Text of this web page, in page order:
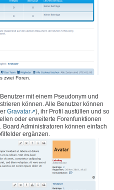
zwei Foren.
mit einem Pseudonym und
können. Alle Benutzer können
Gravatar
), ihr Profil ausfüllen und so
oder erweiterte Forenfunktionen
Administratoren können einfach
ergänzen.